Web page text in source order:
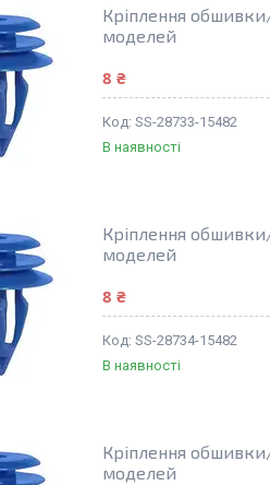
Кріплення
моделей
8 ₴
SS-28733-15482
В наявності
Кріплення
моделей
8 ₴
SS-28734-15482
В наявності
Кріплення
моделей